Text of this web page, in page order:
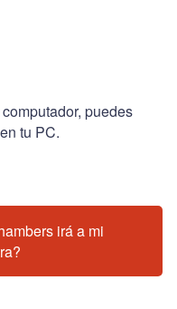
puedes
tu PC.
irá a mi